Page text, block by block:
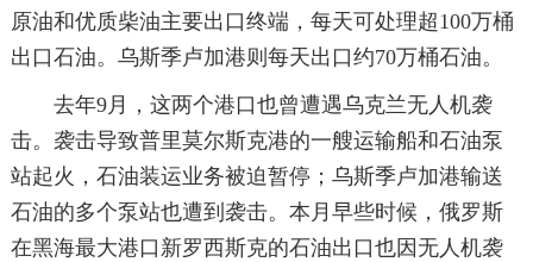
原油和优质柴油主要出口终端，每天可处理超100万桶
出口石油。乌斯季卢加港则每天出口约70万桶石油。
去年9月，这两个港口也曾遭遇乌克兰无人机袭
击。袭击导致普里莫尔斯克港的一艘运输船和石油泵
站起火，石油装运业务被迫暂停；乌斯季卢加港输送
石油的多个泵站也遭到袭击。本月早些时候，俄罗斯
在黑海最大港口新罗西斯克的石油出口也因无人机袭